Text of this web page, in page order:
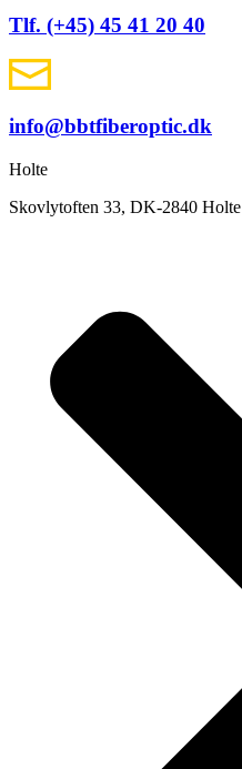
Tlf. (+45) 45 41 20 40
info@bbtfiberoptic.dk
Holte
Skovlytoften 33, DK-2840 Holte